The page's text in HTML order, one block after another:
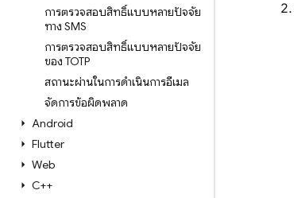
การตรวจสอบสิทธิ์แบบหลายปัจจัย
ทาง SMS
การตรวจสอบสิทธิ์แบบหลายปัจจัย
ของ TOTP
สถานะผ่านในการดำเนินการอีเมล
จัดการข้อผิดพลาด
Android
Flutter
Web
C++